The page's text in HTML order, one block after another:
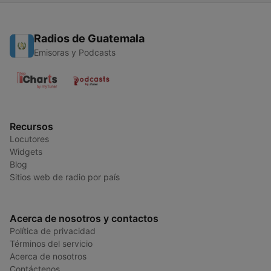
Radios de Guatemala
Emisoras y Podcasts
Recursos
Locutores
Widgets
Blog
Sitios web de radio por país
Acerca de nosotros y contactos
Política de privacidad
Términos del servicio
Acerca de nosotros
Contáctenos